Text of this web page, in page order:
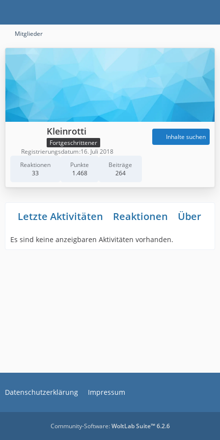
Mitglieder
Kleinrotti
Fortgeschrittener
Reaktionen
33
Punkte
1.468
Beiträge
264
Inhalte suchen
Registrierungsdatum 16. Juli 2018
Letzte Aktivitäten Reaktionen Über
Es sind keine anzeigbaren Aktivitäten vorhanden.
Datenschutzerklärung Impressum
Community-Software:WoltLab Suite™ 6.2.6